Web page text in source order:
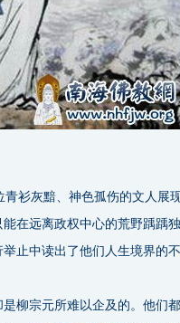
衫灰黯、神色孤伤的文人展
在远离政权中心的荒野踽踽
止中读出了他们人生境界的不
柳宗元所难以企及的。他们